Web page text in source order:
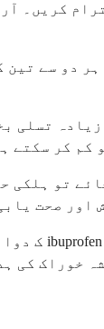
کریں۔
تسلی
کم کر سکتے
تو ہلکی
اور صحت
خوراک کی